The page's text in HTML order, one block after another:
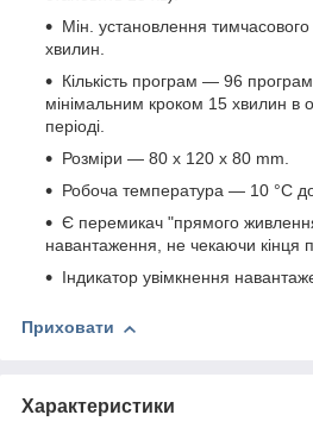
Мін. установлення
хвилин.
Кількість програм — 96
мінімальним кроком 15 хвилин в
періоді.
Розміри — 80 x 120 x 80 mm.
Робоча температура — 10 °C
Є перемикач "прямого
навантаження, не чекаючи кінця
Індикатор увімкнення
Приховати
Характеристики